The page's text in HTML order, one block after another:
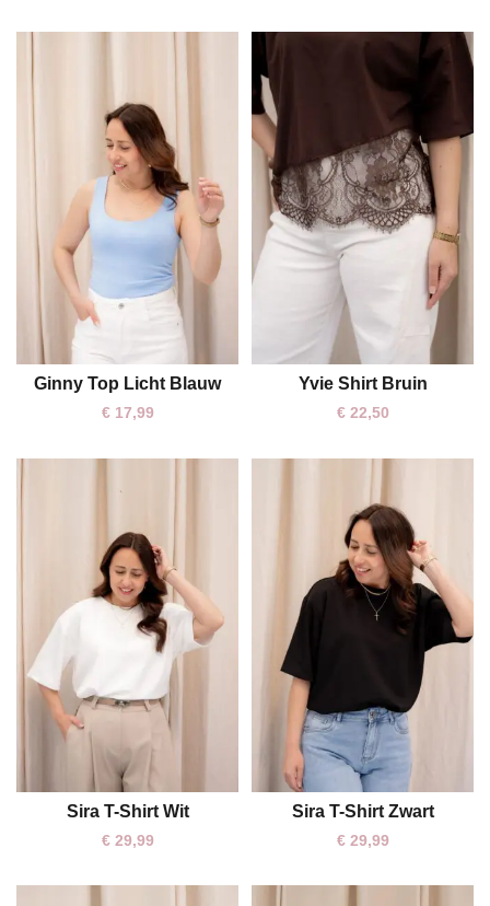
One size
Ginny Top Licht Blauw
€17,99
One size
Yvie Shirt Bruin
€22,50
One size
Sira T-Shirt Wit
€29,99
One size
Sira T-Shirt Zwart
€29,99